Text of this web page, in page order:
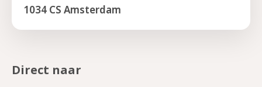
1034 CS Amsterdam
Direct naar